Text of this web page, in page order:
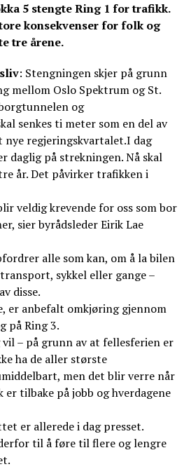
5 stengte Ring 1 for trafikk.
konsekvenser for folk og
tre årene.
: Stengningen skjer på grunn
mellom Oslo Spektrum og St.
og
senkes ti meter som en del av
regjeringskvartalet.I dag
daglig på strekningen. Nå skal
år. Det påvirker trafikken i
veldig krevende for oss som bor
sier byrådsleder Eirik Lae
alle som kan, om å la bilen
sykkel eller gange –
disse.
er anbefalt omkjøring gjennom
på Ring 3.
– på grunn av at fellesferien er
ha de aller største
men det blir verre når
tilbake på jobb og hverdagene
er allerede i dag presset.
til å føre til flere og lengre